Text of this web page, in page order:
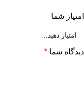
امتیاز شما
دیدگاه شما *